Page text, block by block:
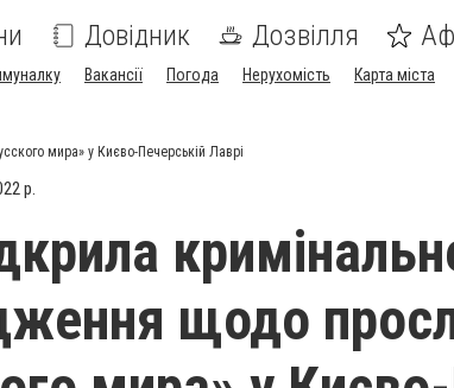
Довідник Дозвілля
Вакансії Погода Нерухомість Карта міста
мира» у Києво-Печерській Лаврі
р.
щодо